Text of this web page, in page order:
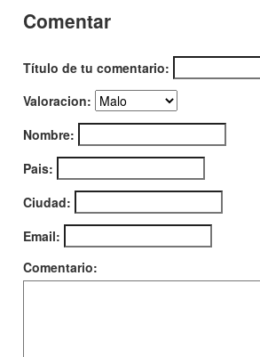
Comentar
Título de tu comentario:
Valoracion:
Nombre:
Pais:
Ciudad:
Email:
Comentario: